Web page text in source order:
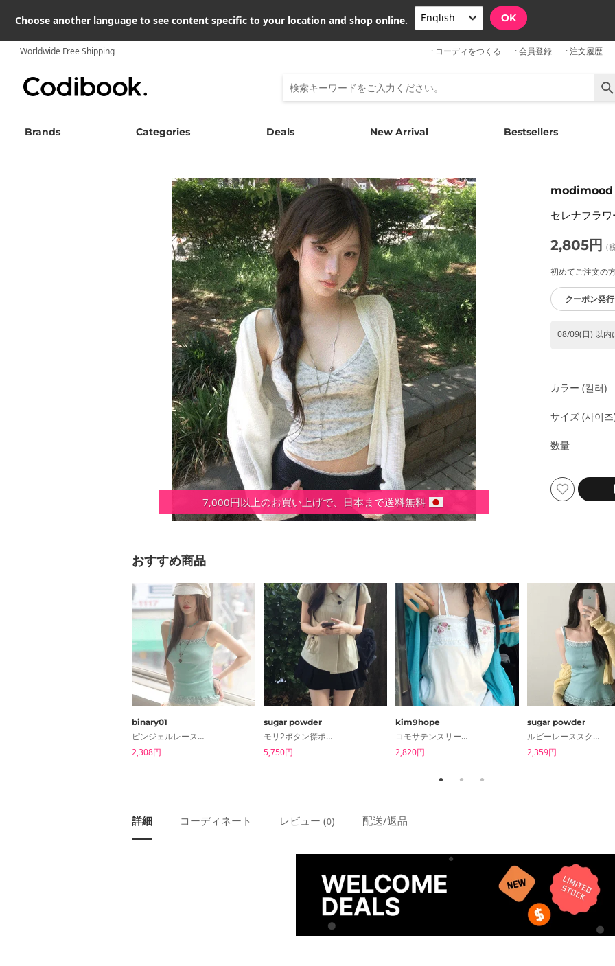
Choose another language to see content specific to your location and shop online. OK
Worldwide Free Shipping · コーディをつくる · 会員登録 · 注文履歴
Brands Categories Deals New Arrival Bestsellers
7,000円以上のお買い上げで、日本まで送料無料
modimood
セレナフラ
2,805円 (
初めてご注文の
クーポン発行
08/09(日) 以内
カラー (컬러)
サイズ (사이
数量
おすすめ商品
binary01
ピンジェルレーススリーブレス
2,308円
sugar powder
モリ2ボタン襟ポケット半袖シャツブラウス
5,750円
kim9hope
コモサテンスリーブレスブラウス
2,820円
sugar powder
ルビーレーススクエアリブナシスリーブレス 7color
2,359円
詳細 コーディネート レビュー (0) 配送/返品